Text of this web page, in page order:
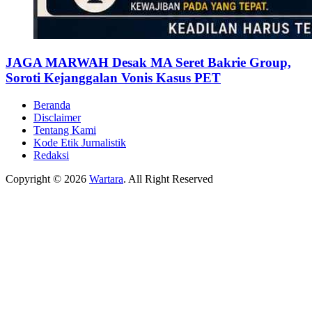
JAGA MARWAH Desak MA Seret Bakrie Group,
Soroti Kejanggalan Vonis Kasus PET
Beranda
Disclaimer
Tentang Kami
Kode Etik Jurnalistik
Redaksi
Copyright © 2026 Wartara. All Right Reserved